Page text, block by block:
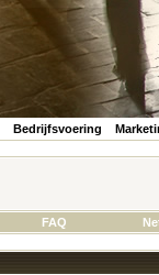
Bedrijfsvoering
FAQ